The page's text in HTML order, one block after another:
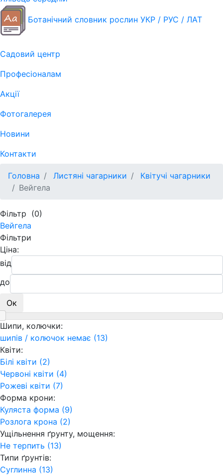
Ботанічний словник рослин УКР / РУС / ЛАТ
Садовий центр
Професіоналам
Акції
Фотогалерея
Новини
Контакти
Головна Листяні чагарники
Квітучі чагарники
Вейгела
Фільтр (0)
Вейгела
Фільтри
Ціна:
від
до
Ок
Шипи, колючки:
шипів / колючок немає (13)
Квіти:
Білі квіти (2)
Червоні квіти (4)
Рожеві квіти (7)
Форма крони:
Куляста форма (9)
Розлога крона (2)
Ущільнення ґрунту, мощення:
Не терпить (13)
Типи ґрунтів:
Суглинна (13)